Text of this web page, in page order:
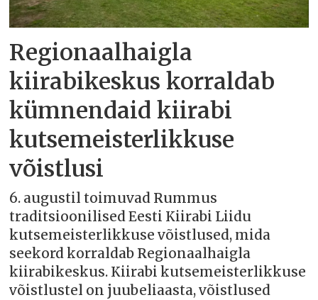
Regionaalhaigla
kiirabikeskus korraldab
kümnendaid kiirabi
kutsemeisterlikkuse
võistlusi
6. augustil toimuvad Rummus
traditsioonilised Eesti Kiirabi Liidu
kutsemeisterlikkuse võistlused, mida
seekord korraldab Regionaalhaigla
kiirabikeskus. Kiirabi kutsemeisterlikkuse
võistlustel on juubeliaasta, võistlused